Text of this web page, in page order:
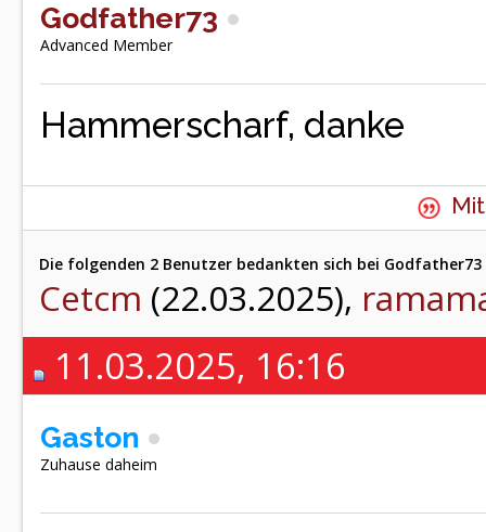
Godfather73
Advanced Member
Hammerscharf, danke
Die folgenden 2 Benutzer bedankten sich bei
Cetcm (22.03.2025),
11.03.2025, 16:16
Gaston
Zuhause daheim